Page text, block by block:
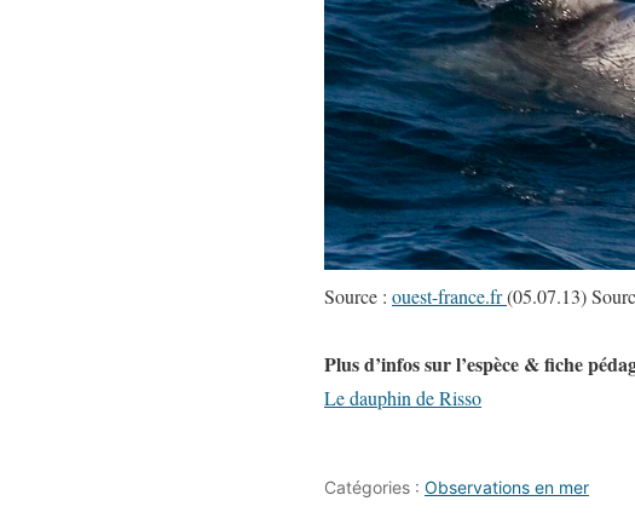
Source : ouest-france.fr(05.07.13)
Plus d’infos sur l’espèce & fiche
Le dauphin de Risso
Catégories : Observations en mer